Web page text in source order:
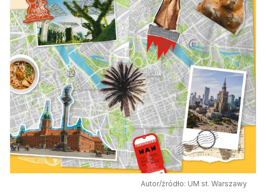
Autor/źródło: UM st. Warszawy